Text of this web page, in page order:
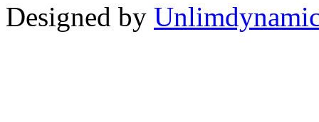
Designed by